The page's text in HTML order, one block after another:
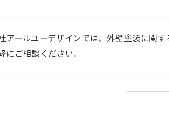
アールユーデザインでは、外壁塗装に関
にご相談ください。